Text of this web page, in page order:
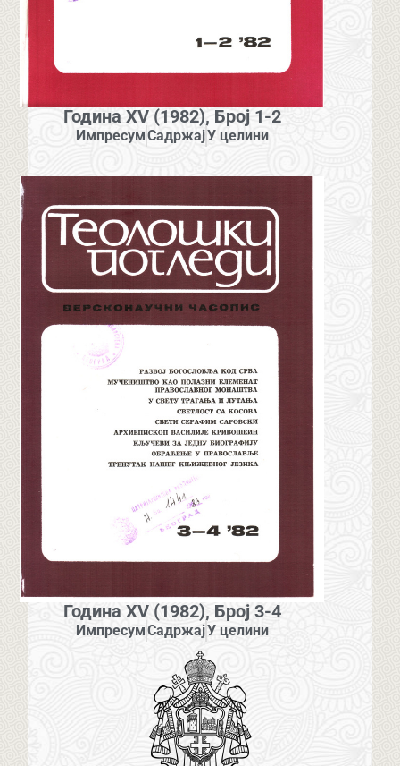
Година XV (1982), Број 1-2
ИмпресумСадржајУ целини
Година XV (1982), Број 3-4
ИмпресумСадржајУ целини